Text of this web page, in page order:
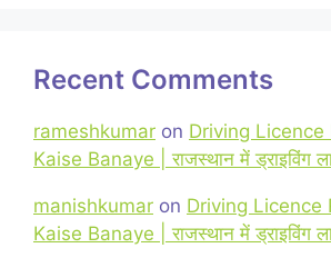
Recent Comments
rameshkumar on Driving Licence
Kaise Banaye | राजस्थान में ड्राइविंग
manishkumar on Driving Licence
Kaise Banaye | राजस्थान में ड्राइविंग